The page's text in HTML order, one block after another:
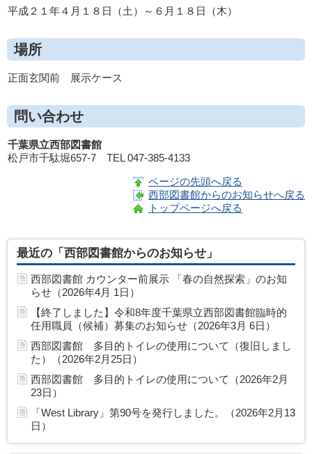
平成２１年４月１８日（土）～６月１８日（木）
場所
正面玄関前 展示ケース
問い合わせ
千葉県立西部図書館
松戸市千駄堀657-7 TEL 047-385-4133
ページの先頭へ戻る
西部図書館からのお知らせへ戻る
トップページへ戻る
最近の「西部図書館からのお知らせ」
西部図書館 カウンター前展示 「春の自然探索」のお知
らせ（2026年4月 1日）
【終了しました】令和8年度千葉県立西部図書館臨時的
任用職員（候補）募集のお知らせ（2026年3月 6日）
西部図書館 多目的トイレの使用について（復旧しまし
た）（2026年2月25日）
西部図書館 多目的トイレの使用について（2026年2月
23日）
「West Library」第90号を発行しました。（2026年2月13
日）